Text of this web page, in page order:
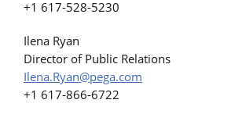
+1 617-528-5230
Ilena Ryan
Director of Public Relations
Ilena.Ryan@pega.com
+1 617-866-6722